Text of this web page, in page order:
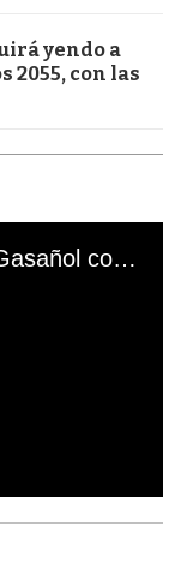
yendo a
2055, con las
El mal momento de Yanina Gasañol con un hincha argentino en "Subrayado"